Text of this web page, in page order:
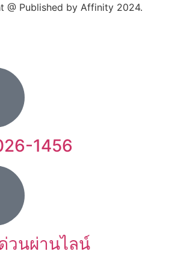
@ Published by Affinity 2024.
1456
วนผ่านไลน์